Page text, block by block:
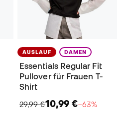
AUSLAUF DAMEN
Essentials Regular Fit
Pullover für Frauen T-
Shirt
29,99 €10,99 €−63%